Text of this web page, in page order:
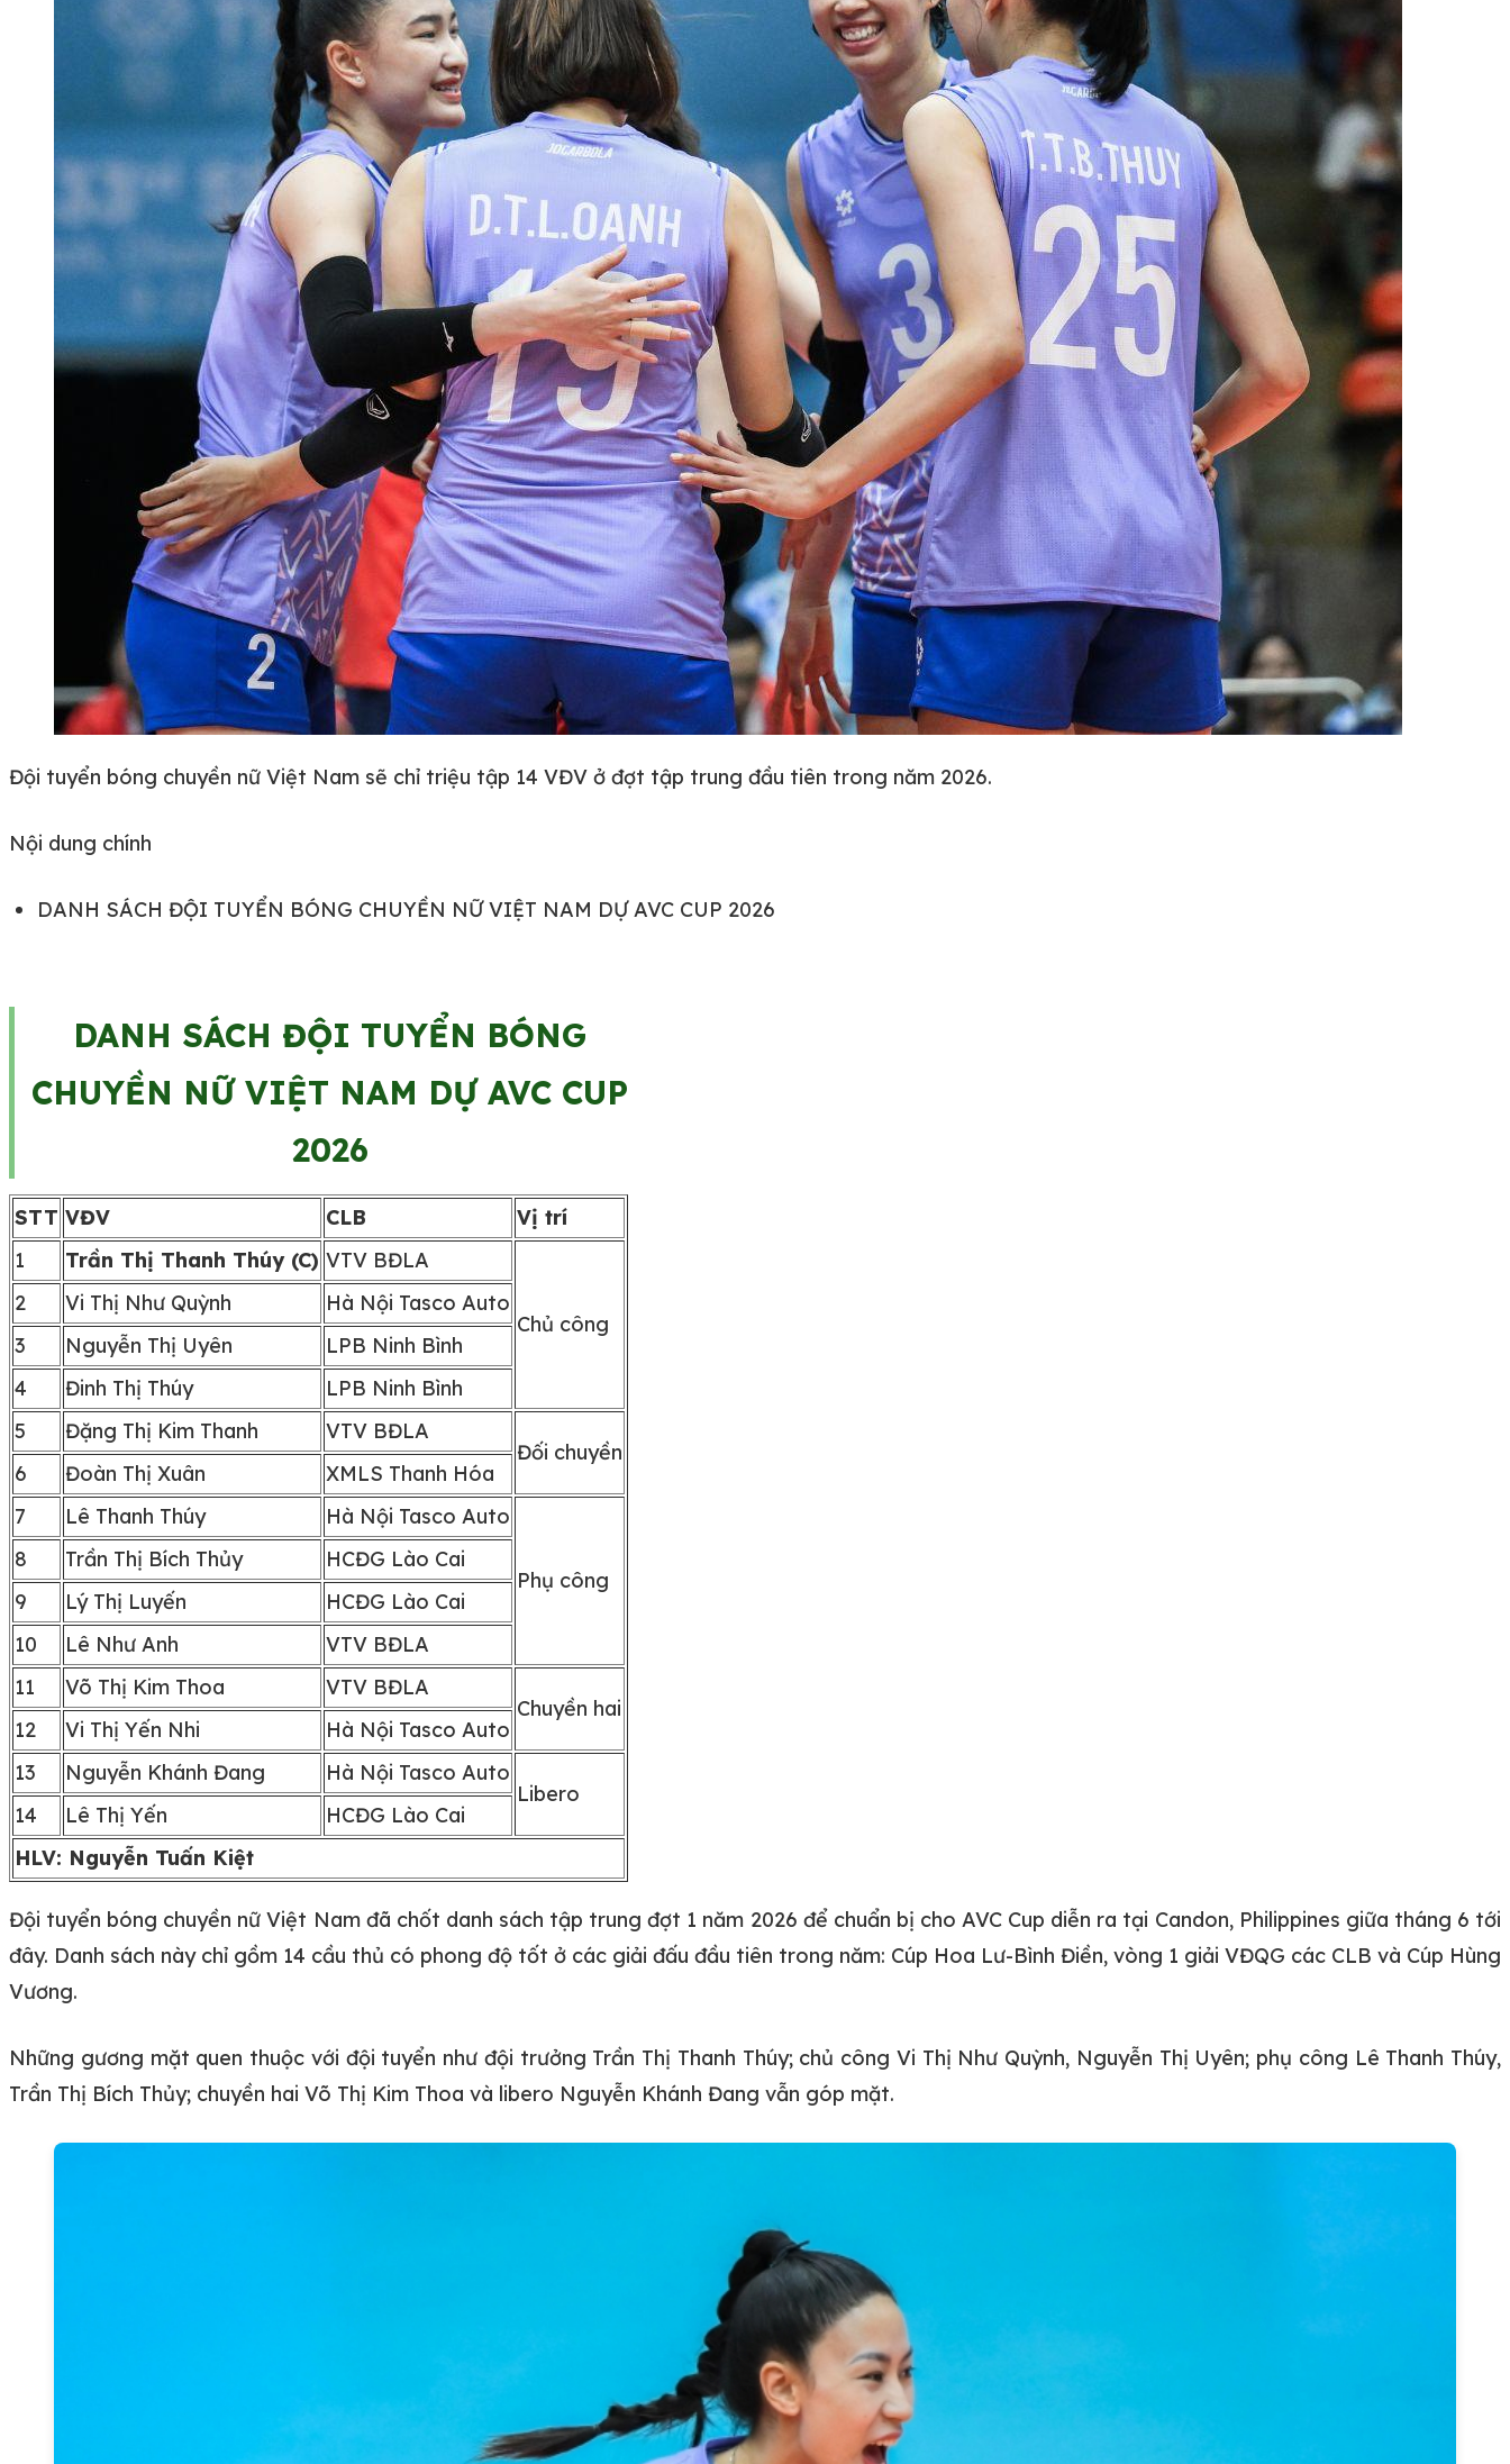
Đội tuyển bóng chuyền nữ Việt Nam sẽ chỉ triệu tập 14 VĐV ở đợt tập trung đầu tiên trong năm 2026.
Nội dung chính
DANH SÁCH ĐỘI TUYỂN BÓNG CHUYỀN NỮ VIỆT NAM DỰ AVC CUP 2026
DANH SÁCH ĐỘI TUYỂN BÓNG
CHUYỀN NỮ VIỆT NAM DỰ AVC CUP
2026
STT VĐV CLB
Vị trí
1
Trần Thị Thanh Thúy (C) VTV BĐLA
Chủ công
2 Vi Thị Như Quỳnh
Hà Nội Tasco Auto
3
Nguyễn Thị Uyên
LPB Ninh Bình
4
Đinh Thị Thúy
LPB Ninh Bình
5
Đặng Thị Kim Thanh
VTV BĐLA
Đối chuyền
6
Đoàn Thị Xuân
XMLS Thanh Hóa
7
Lê Thanh Thúy Hà Nội Tasco Auto
Phụ công
8 Trần Thị Bích Thủy
HCĐG Lào Cai
9
Lý Thị Luyến
HCĐG Lào Cai
10
Lê Như Anh
VTV BĐLA
11
Võ Thị Kim Thoa
VTV BĐLA
Chuyền hai
12
Vi Thị Yến Nhi
Hà Nội Tasco Auto
13
Nguyễn Khánh Đang
Hà Nội Tasco Auto
Libero
14
Lê Thị Yến
HCĐG Lào Cai
HLV: Nguyễn Tuấn Kiệt
Đội tuyển bóng chuyền nữ Việt Nam đã chốt danh sách tập trung đợt 1 năm 2026 để chuẩn bị cho AVC Cup diễn ra tại Candon, Philippines giữa tháng 6 tới
đây. Danh sách này chỉ gồm 14 cầu thủ có phong độ tốt ở các giải đấu đầu tiên trong năm: Cúp Hoa Lư-Bình Điền, vòng 1 giải VĐQG các CLB và Cúp Hùng
Vương.
Những gương mặt quen thuộc với đội tuyển như đội trưởng Trần Thị Thanh Thúy; chủ công Vi Thị Như Quỳnh, Nguyễn Thị Uyên; phụ công Lê Thanh Thúy,
Trần Thị Bích Thủy; chuyền hai Võ Thị Kim Thoa và libero Nguyễn Khánh Đang vẫn góp mặt.